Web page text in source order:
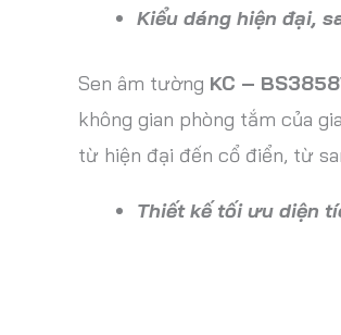
Kiểu dáng hiện đại,
Sen âm tường KC –
không gian phòng tắm của
từ hiện đại đến cổ điển, từ
Thiết kế tối ưu diện